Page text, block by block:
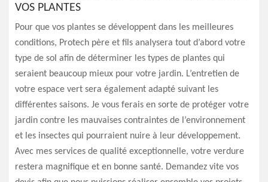
VOS PLANTES
Pour que vos plantes se développent dans les meilleures
conditions, Protech père et fils analysera tout d’abord votre
type de sol afin de déterminer les types de plantes qui
seraient beaucoup mieux pour votre jardin. L’entretien de
votre espace vert sera également adapté suivant les
différentes saisons. Je vous ferais en sorte de protéger votre
jardin contre les mauvaises contraintes de l’environnement
et les insectes qui pourraient nuire à leur développement.
Avec mes services de qualité exceptionnelle, votre verdure
restera magnifique et en bonne santé. Demandez vite vos